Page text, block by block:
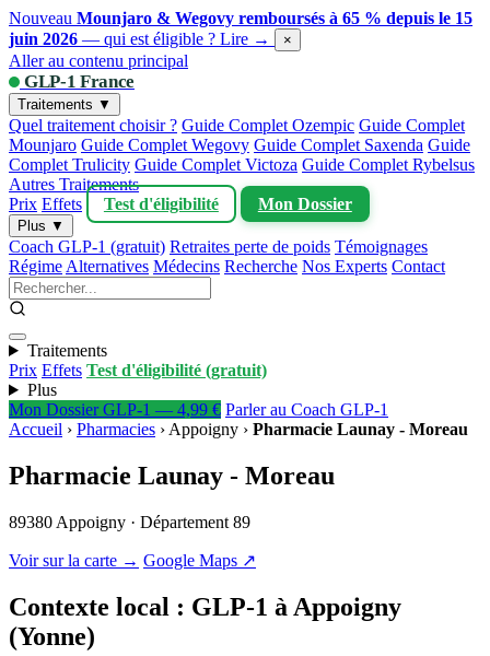
Nouveau Mounjaro & Wegovy remboursés à 65 % depuis le 15
juin 2026 — qui est éligible ? Lire → ×
Aller au contenu principal
GLP-1 France
Traitements ▼
Quel traitement choisir ? Guide Complet Ozempic Guide Complet
Mounjaro Guide Complet Wegovy Guide Complet Saxenda Guide
Complet Trulicity Guide Complet Victoza Guide Complet Rybelsus
Autres Traitements
Prix Effets Test d'éligibilité Mon Dossier
Plus ▼
Coach GLP-1 (gratuit) Retraites perte de poids Témoignages
Régime Alternatives Médecins Recherche Nos Experts Contact
Traitements
Prix Effets Test d'éligibilité (gratuit)
Plus
Mon Dossier GLP-1 — 4,99 € Parler au Coach GLP-1
Accueil › Pharmacies › Appoigny › Pharmacie Launay - Moreau
Pharmacie Launay - Moreau
89380 Appoigny · Département 89
Voir sur la carte → Google Maps ↗
Contexte local : GLP-1 à Appoigny
(Yonne)